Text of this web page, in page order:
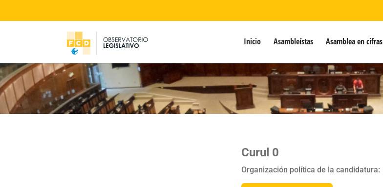
Inicio Asambleístas Asamblea en cifras
Curul 0
Organización política de la candidatura: